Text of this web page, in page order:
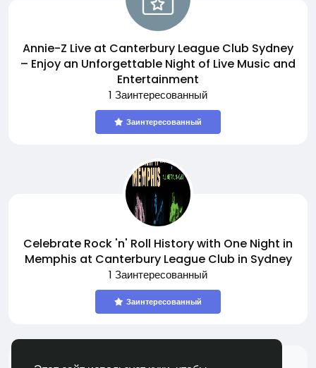
Annie-Z Live at Canterbury League Club Sydney
– Enjoy an Unforgettable Night of Live Music and
Entertainment
1 Заинтересованный
Заинтересованный
Celebrate Rock 'n' Roll History with One Night in
Memphis at Canterbury League Club in Sydney
1 Заинтересованный
Заинтересованный